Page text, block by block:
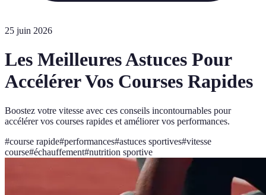
25 juin 2026
Les Meilleures Astuces Pour
Accélérer Vos Courses Rapides
Boostez votre vitesse avec ces conseils incontournables pour
accélérer vos courses rapides et améliorer vos performances.
#course rapide#performances#astuces sportives#vitesse
course#échauffement#nutrition sportive